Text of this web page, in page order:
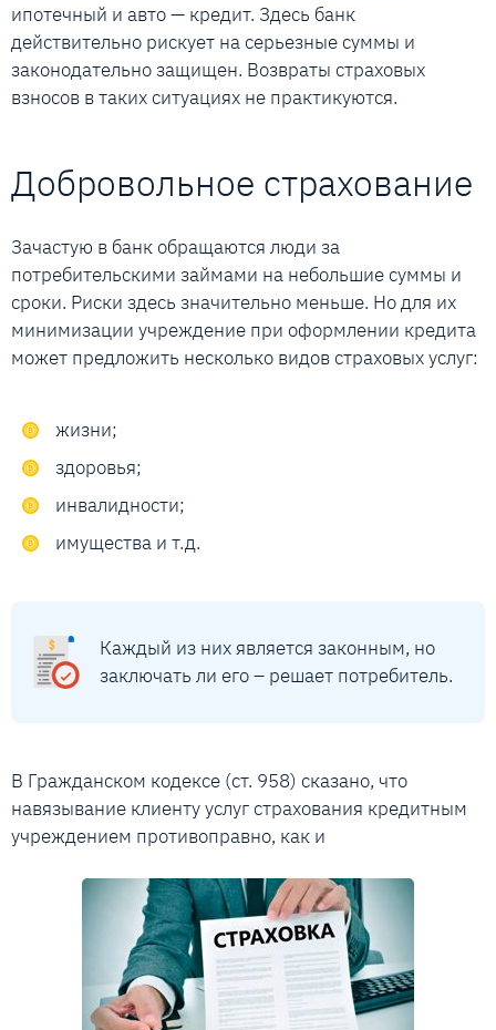
ипотечный и авто — кредит. Здесь банк
действительно рискует на серьезные суммы и
законодательно защищен. Возвраты страховых
взносов в таких ситуациях не практикуются.
Добровольное страхование
Зачастую в банк обращаются люди за
потребительскими займами на небольшие суммы и
сроки. Риски здесь значительно меньше. Но для их
минимизации учреждение при оформлении кредита
может предложить несколько видов страховых услуг:
жизни;
здоровья;
инвалидности;
имущества и т.д.
Каждый из них является законным, но
заключать ли его – решает потребитель.
В Гражданском кодексе (ст. 958) сказано, что
навязывание клиенту услуг страхования кредитным
учреждением противоправно, как и